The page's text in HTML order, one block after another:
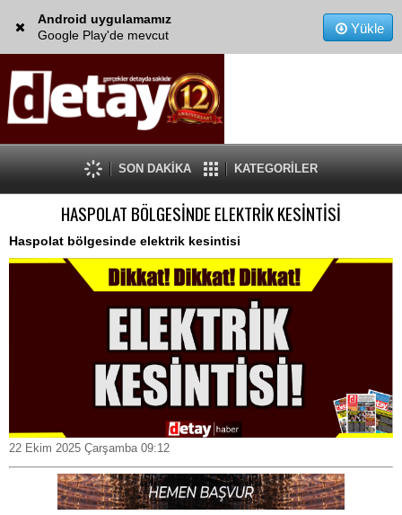
Android uygulamamız
Google Play'de mevcut
Yükle
SON DAKİKA KATEGORİLER
HASPOLAT BÖLGESİNDE ELEKTRİK KESİNTİSİ
Haspolat bölgesinde elektrik kesintisi
22 Ekim 2025 Çarşamba 09:12